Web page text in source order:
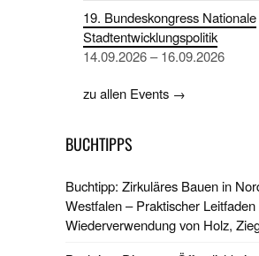
19. Bundeskongress Nationale
Stadtentwicklungspolitik
14.09.2026 – 16.09.2026
zu allen Events →
BUCHTIPPS
Buchtipp: Zirkuläres Bauen in
Westfalen – Praktischer Leitfaden
Wiederverwendung von Holz,